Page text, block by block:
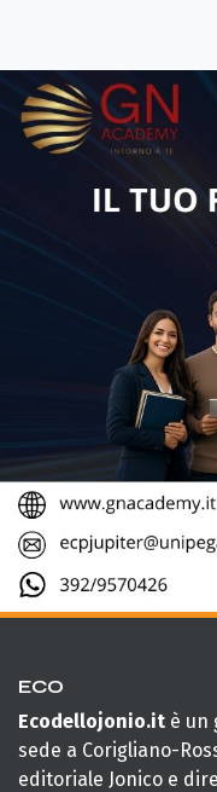
ECO
Ecodellojonio.it è un
sede a Corigliano-
editoriale Jonico e